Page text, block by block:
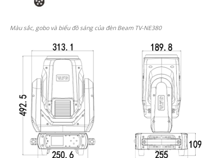
Màu sắc, gobo và biểu đồ sáng của đèn Beam TV-NE380